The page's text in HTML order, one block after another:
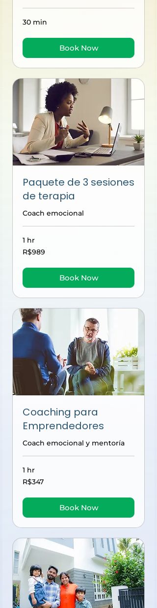
30 min
Book Now
Paquete de 3 sesiones
de terapia
Coach emocional
1 hr
989
Brazilian
R$989
Book Now
Coaching para
Emprendedores
Coach emocional y mentoría
1 hr
347
Brazilian
R$347
Book Now